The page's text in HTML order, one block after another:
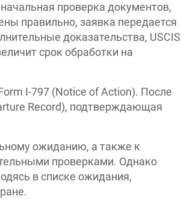
проверка документов,
правильно, заявка передается
доказательства, USCIS
срок обработки на
I-797 (Notice of Action). После
Record), подтверждающая
ожиданию, а также к
проверками. Однако
в списке ожидания,